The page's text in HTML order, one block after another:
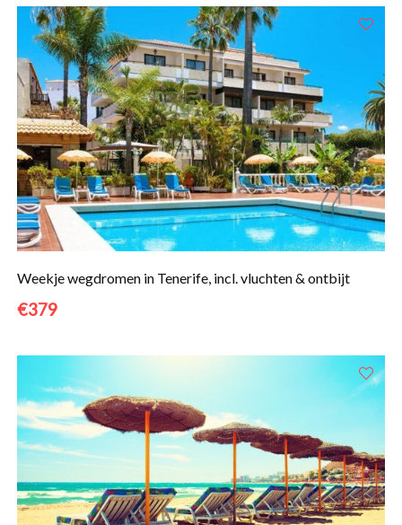
Weekje wegdromen in Tenerife, incl. vluchten & ontbijt
€379